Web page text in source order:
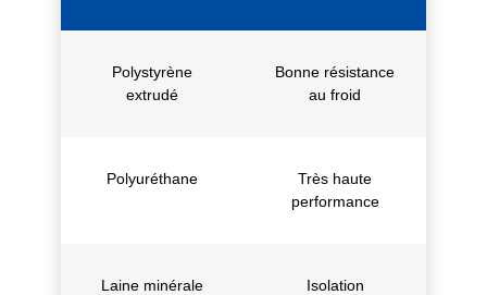
Polystyrène
extrudé
Bonne résistance
au froid
Polyuréthane
Très haute
performance
Laine minérale
Isolation